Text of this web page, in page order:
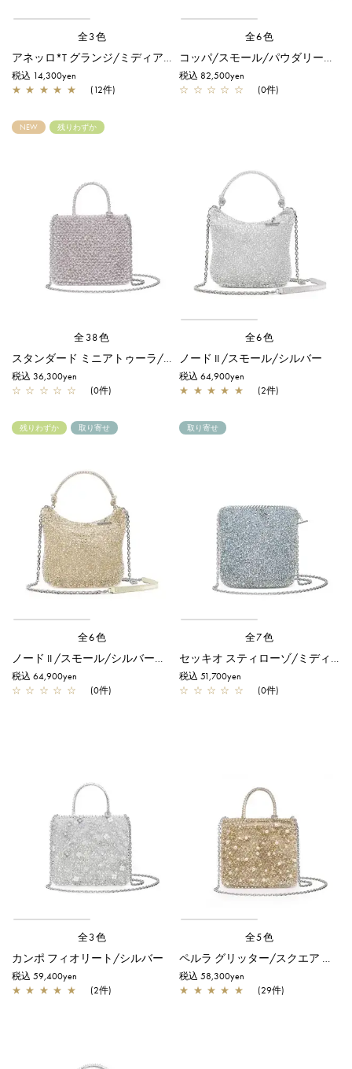
全3色
アネッロ*T グランジ/ミディアム/シルバー
税込 14,300yen
★ ★ ★ ★ ★ (12件)
全6色
コッパ/スモール/パウダリーピンクシルバー
税込 82,500yen
☆ ☆ ☆ ☆ ☆ (0件)
NEW 残りわずか
全38色
税込 36,300yen
☆ ☆ ☆ ☆ ☆ (0件)
全6色
ノード II /スモール/シルバー
税込 64,900yen
★ ★ ★ ★ ★ (2件)
残りわずか 取り寄せ
全6色
ノード II /スモール/シルバーゴールド
税込 64,900yen
☆ ☆ ☆ ☆ ☆ (0件)
取り寄せ
全7色
セッキオ スティローゾ/ミディアム/ブルーシルバー
税込 51,700yen
☆ ☆ ☆ ☆ ☆ (0件)
全3色
カンポ フィオリート/シルバー
税込 59,400yen
★ ★ ★ ★ ★ (2件)
全5色
ペルラ グリッター/スクエア スモール/シルバーゴールド
税込 58,300yen
★ ★ ★ ★ ★ (29件)